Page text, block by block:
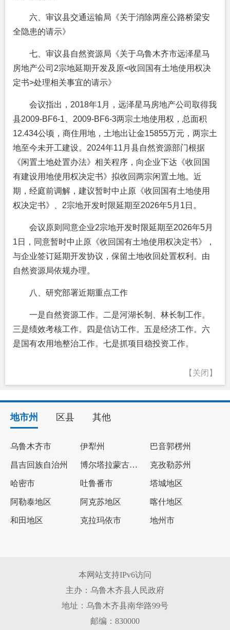
六、审议县交通运输局《关于消除两座公路桥梁安
全隐患的请示》
七、审议县自然资源局《关于乌鲁木齐市远泽星马
房地产公司2宗地延期开发及原<收回国有土地使用权决
定书>处理相关事宜的请示》
会议指出，2018年1月，远泽星马房地产公司取得我
县2009-BF6-1、2009-BF6-3两宗土地使用权，总面积
12.434公顷，商住用地，土地出让金15855万元，两宗土
地至今未开工建设。2024年11月县自然资源部门根据
《闲置土地处置办法》相关程序，向企业下达《收回国
有建设用地使用权决定书》拟收回两宗闲置土地。近
期，经庭前调解，建议暂时中止原《收回国有土地使用
权决定书》、2宗地开发时限延期至2026年5月1日。
会议原则同意企业2宗地开发时限延期至2026年5月
1日，同意暂时中止原《收回国有土地使用权决定书》，
与企业签订延期开发协议，保留土地收回处置权利。由
自然资源局依规办理。
八、研究部署近期重点工作
一是自然资源工作。二是河湖长制、林长制工作。
三是绩效考核工作。四是信访工作。五是经济工作。六
是国有农用地整治工作。七是抓项目稳投资工作。
【关闭】
地市州 区县 其他
乌鲁木齐市 伊犁州 巴音郭楞州
昌吉回族自治州 博尔塔拉蒙古自治州 克孜勒苏州
哈密市 吐鲁番市 塔城地区
阿勒泰地区 阿克苏地区 喀什地区
和田地区 克拉玛依市 地州市
本网站支持IPv6访问
主办：乌鲁木齐县人民政府
地址：乌鲁木齐县南华路99号
邮编：830000